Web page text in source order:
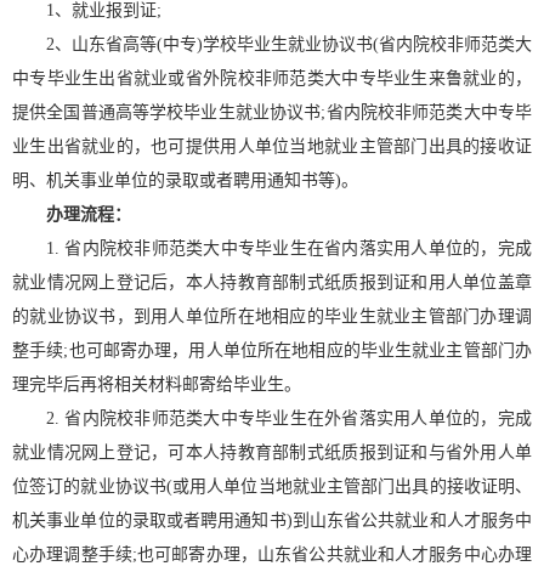
1、就业报到证;
2、山东省高等(中专)学校毕业生就业协议书(省内院校非师范类大
中专毕业生出省就业或省外院校非师范类大中专毕业生来鲁就业的，
提供全国普通高等学校毕业生就业协议书;省内院校非师范类大中专毕
业生出省就业的，也可提供用人单位当地就业主管部门出具的接收证
明、机关事业单位的录取或者聘用通知书等)。
办理流程：
1. 省内院校非师范类大中专毕业生在省内落实用人单位的，完成
就业情况网上登记后，本人持教育部制式纸质报到证和用人单位盖章
的就业协议书，到用人单位所在地相应的毕业生就业主管部门办理调
整手续;也可邮寄办理，用人单位所在地相应的毕业生就业主管部门办
理完毕后再将相关材料邮寄给毕业生。
2. 省内院校非师范类大中专毕业生在外省落实用人单位的，完成
就业情况网上登记，可本人持教育部制式纸质报到证和与省外用人单
位签订的就业协议书(或用人单位当地就业主管部门出具的接收证明、
机关事业单位的录取或者聘用通知书)到山东省公共就业和人才服务中
心办理调整手续;也可邮寄办理，山东省公共就业和人才服务中心办理